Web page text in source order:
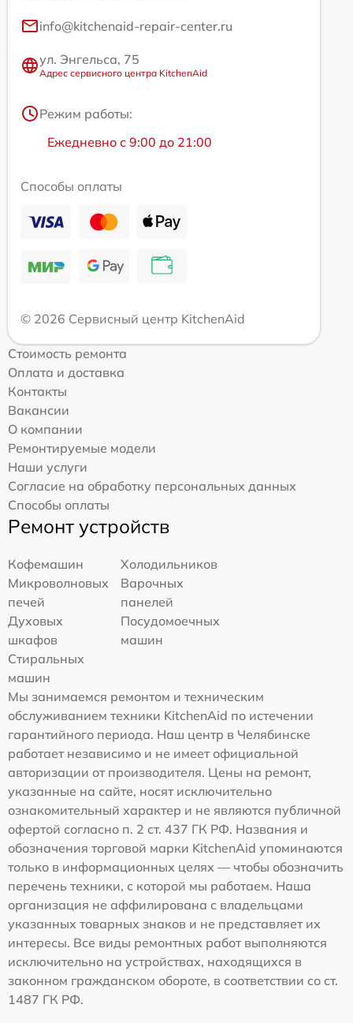
info@kitchenaid-repair-center.ru
ул. Энгельса, 75
Адрес сервисного центра KitchenAid
Режим работы:
Ежедневно с 9:00 до 21:00
Способы оплаты
© 2026 Сервисный центр KitchenAid
Стоимость ремонта
Оплата и доставка
Контакты
Вакансии
О компании
Ремонтируемые модели
Наши услуги
Согласие на обработку персональных данных
Способы оплаты
Ремонт устройств
Кофемашин
Холодильников
Микроволновых
печей
Варочных
панелей
Духовых
шкафов
Посудомоечных
машин
Стиральных
машин
Мы занимаемся ремонтом и техническим
обслуживанием техники KitchenAid по истечении
гарантийного периода. Наш центр в Челябинске
работает независимо и не имеет официальной
авторизации от производителя. Цены на ремонт,
указанные на сайте, носят исключительно
ознакомительный характер и не являются публичной
офертой согласно п. 2 ст. 437 ГК РФ. Названия и
обозначения торговой марки KitchenAid упоминаются
только в информационных целях — чтобы обозначить
перечень техники, с которой мы работаем. Наша
организация не аффилирована с владельцами
указанных товарных знаков и не представляет их
интересы. Все виды ремонтных работ выполняются
исключительно на устройствах, находящихся в
законном гражданском обороте, в соответствии со ст.
1487 ГК РФ.